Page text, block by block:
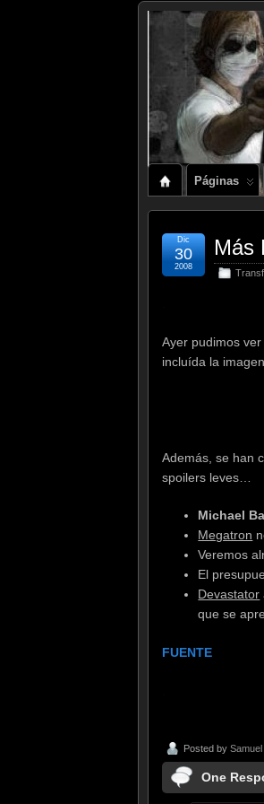
Páginas
Más
Dic
30
2008
Ayer pudimos
incluída la
Además, se han
spoilers leves…
Michael
Megatron
Veremos
El
Devastator
que se
FUENTE
Posted by Samuel
One